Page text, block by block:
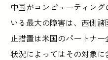
中国がコンピューティン
いる最大の障害は、西側
止措置は米国のパートナー
状況によってはその対象